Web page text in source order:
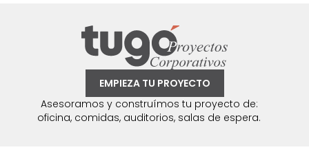
EMPIEZA TU PROYECTO
Asesoramos y construímos tu proyecto de:
oficina, comidas, auditorios, salas de espera.